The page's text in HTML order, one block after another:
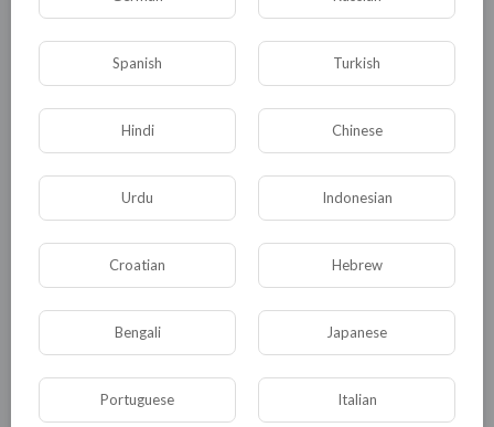
gmig.ru/views/events/80
Комментариев нет
Spanish Turkish
Hindi Chinese
Urdu Indonesian
Croatian Hebrew
Bengali Japanese
Portuguese Italian